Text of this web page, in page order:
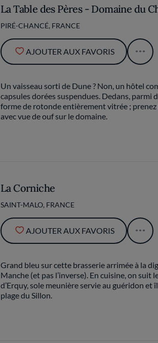
La Table des Pères - Domaine du
PIRÉ-CHANCÉ, FRANCE
AJOUTER AUX FAVORIS
Un vaisseau sorti de Dune ? Non, un hôtel
capsules dorées suspendues. Dedans, parmi
forme de rotonde entièrement vitrée ;
avec vue de ouf sur le domaine.
La Corniche
SAINT-MALO, FRANCE
AJOUTER AUX FAVORIS
Grand bleu sur cette brasserie arrimée à la
Manche (et pas l’inverse). En cuisine, on suit
d’Erquy, sole meunière servie au guéridon
plage du Sillon.